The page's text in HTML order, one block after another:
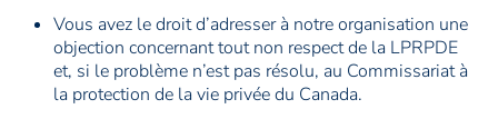
Vous avez le droit d’adresser à notre organisation une
objection concernant tout non respect de la LPRPDE
et, si le problème n’est pas résolu, au Commissariat à
la protection de la vie privée du Canada.